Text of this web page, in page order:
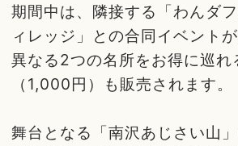
期間中は、隣接する「わんダ
ィレッジ」との合同イベント
異なる2つの名所をお得に巡れ
（1,000円）も販売されます。
舞台となる「南沢あじさい山